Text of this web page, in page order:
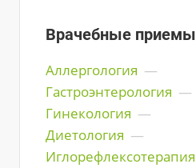
Врачебные приемы
Аллергология —
Гастроэнтерология —
Гинекология —
Диетология —
Иглорефлексотерапия